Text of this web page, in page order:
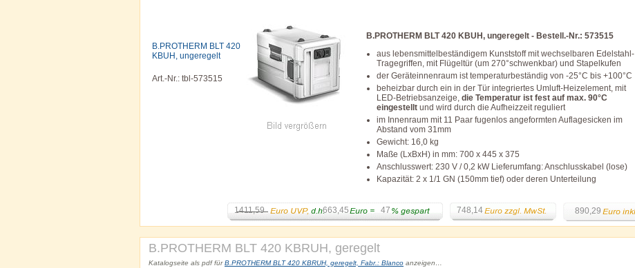
B.PROTHERM BLT 420
KBUH, ungeregelt
Art.-Nr.: tbl-573515
B.PROTHERM BLT 420 KBUH, ungeregelt - Bestell.-Nr.: 573515
aus lebensmittelbeständigem Kunststoff mit wechselbaren Edelstahl-
Tragegriffen, mit Flügeltür (um 270°schwenkbar) und Stapelkufen
der Geräteinnenraum ist temperaturbeständig von -25°C bis +100°C
beheizbar durch ein in der Tür integriertes Umluft-Heizelement, mit
LED-Betriebsanzeige, die Temperatur ist fest auf max. 90°C
eingestellt und wird durch die Aufheizzeit reguliert
im Innenraum mit 11 Paar fugenlos angeformten Auflagesicken im
Abstand vom 31mm
Gewicht: 16,0 kg
Maße (LxBxH) in mm: 700 x 445 x 375
Anschlusswert: 230 V / 0,2 kW Lieferumfang: Anschlusskabel (lose)
Kapazität: 2 x 1/1 GN (150mm tief) oder deren Unterteilung
890,29
748,14
1411,59 663,45 47
B.PROTHERM BLT 420 KBRUH, geregelt
Katalogseite als pdf fürB.PROTHERM BLT 420 KBRUH, geregelt, Fabr.: Blanco anzeigen…